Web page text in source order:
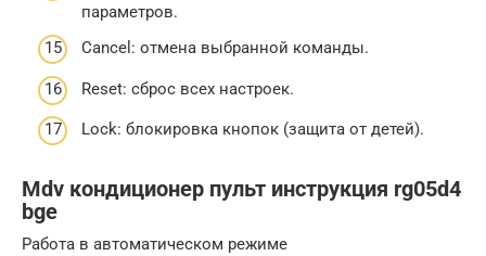
параметров.
Cancel: отмена выбранной команды.
Reset: сброс всех настроек.
Lock: блокировка кнопок (защита от детей).
Mdv кондиционер пульт инструкция rg05d4
bge
Работа в автоматическом режиме